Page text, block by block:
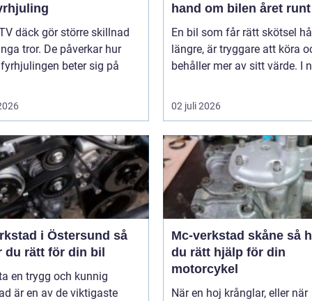
däck gör större skillnad
tror. De påverkar hur
beter sig på
hand om bilen året runt
En bil som får rätt skötsel
längre, är tryggare att köra
behåller mer av sitt värde. I
02 juli 2026
i Östersund så
du rätt för din bil
en trygg och kunnig
är en av de viktigaste
Mc-verkstad skåne så hittar
du rätt hjälp för din
motorcykel
När en hoj krånglar, eller när